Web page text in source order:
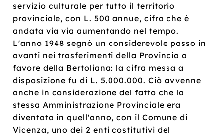
servizio culturale per tutto il territorio
provinciale, con L. 500 annue, cifra che è
andata via via aumentando nel tempo.
L'anno 1948 segnò un considerevole passo in
avanti nei trasferimenti della Provincia a
favore della Bertoliana: la cifra messa a
disposizione fu di L. 5.000.000. Ciò avvenne
anche in considerazione del fatto che la
stessa Amministrazione Provinciale era
diventata in quell'anno, con il Comune di
Vicenza, uno dei 2 enti costitutivi del